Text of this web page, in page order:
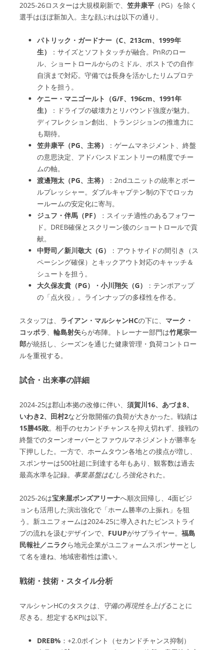
2025-26ロスターは大規模刷新で、 笠井康平 （PG）を除く
選手はほぼ新加入。主な顔ぶれは以下の通り。
パトリック・ガードナー（C、213cm、1999年
生）
：サイズとソフトタッチが融合。PnRのロー
ル、ショートロールからのミドル、ポストでの自作
自演まで対応。守備では長身を活かしたリムプロテ
クトを担う。
ケニー・マニゴールト（G/F、196cm、1991年
生）
：ドライブの破壊力とリバウンド強度が魅力。
ディフレクション創出、トランジションの推進力に
も期待。
笠井康平（PG、主将）
：ゲームマネジメント、終盤
の意思決定、アドバンスドエントリーの精度でチー
ムの軸。
渡邊翔太（PG、主将）
：2ndユニットの統率とボー
ルプレッシャー。ダブルキャプテン制の下でロッカ
ールームの安定化に寄与。
ジュフ・伴馬（PF）
：スイッチ適性のあるフォワー
ド。DREB確保とスクリーン後のショートロールで貢
献。
中野司／新川敬大（G）
：アウトサイドの間引き（ス
ペーシング確保）とキックアウト対応のキャッチ＆
シュートを担う。
大久保友貴（PG）・小川翔矢（G）
：テンポアップ
の「点火役」。ラインナップの多様性を作る。
スタッフは、 ライアン・マルシャンHCの下に、 マーク・
コッポラ、 輪島射矢らが布陣。トレーナー部門は竹尾宗一
郎が統括し、シーズンを通じた健康管理・負荷コントロー
ルを重視する。
試合・出来事の詳細
2024-25は郡山本拠の改修に伴い、 須賀川16、あづま8、
いわき2、田村2など分散開催の負荷が大きかった。戦績は
15勝45敗。相手のセカンドチャンスを抑え切れず、接戦の
終盤でのターンオーバーとファウルマネジメントが勝率を
下押しした。一方で、ホームタウン各地との接点が増し、
スポンサーは500社超に到達する年もあり、観客数は過去
最高水準を記録。 事業基盤はむしろ強化された。
2025-26は宝来屋ボンズアリーナへ順次回帰し、4面ビジ
ョンも活用した演出強化で「ホーム勝率の上振れ」を狙
う。新ユニフォームは2024-25に導入されたピンストライ
プの流れを汲むデザインで、 FUUPがサプライヤー。 福島
民報社／ニラク ら地元企業がユニフォームスポンサーとし
て名を連ね、地域密着性は濃い。
戦術・技術・スタイル分析
マルシャンHCのタスクは、 守備の再現性を上げることに
尽きる。想定するKPIは以下。
DREB% ：+2.0ポイント（セカンドチャンス抑制）